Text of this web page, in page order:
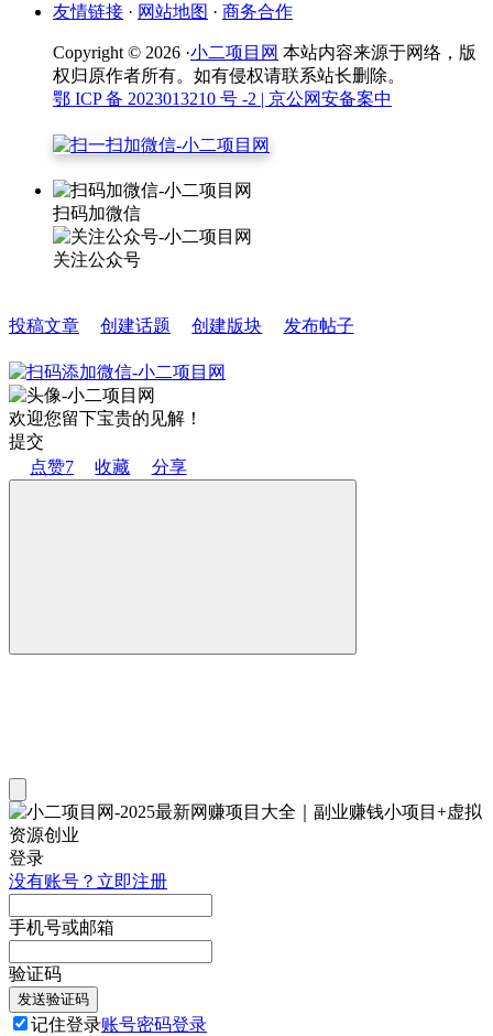
友情链接 · 网站地图 · 商务合作
Copyright © 2026 ·小二项目网 本站内容来源于网络，版
权归原作者所有。如有侵权请联系站长删除。
鄂 ICP 备 2023013210 号 -2 | 京公网安备案中
扫码加微信
关注公众号
投稿文章 创建话题 创建版块 发布帖子
欢迎您留下宝贵的见解！
提交
点赞7 收藏 分享
登录
没有账号？立即注册
手机号或邮箱
验证码
发送验证码
记住登录账号密码登录